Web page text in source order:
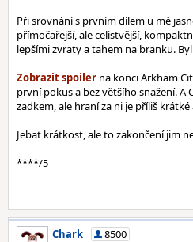
Při srovnání s prvním dílem u mě
přímočařejší, ale celistvější,
lepšími zvraty a tahem na branku.
na konci Arkham
první pokus a bez většího snažení. A
zadkem, ale hraní za ni je příliš
Jebat krátkost, ale to zakončení jim
****/5
Chark
8500